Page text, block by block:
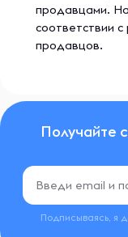
продавцами.
соответствии
продавцов.
Получайте
Подписываясь, я